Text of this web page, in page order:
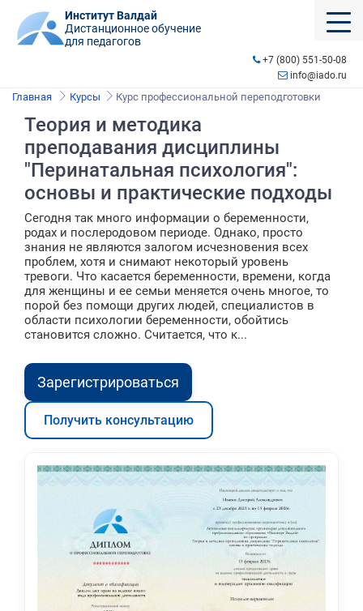
Институт Валдай
Дистанционное обучение
для педагогов
+7 (800) 551-50-08
info@iado.ru
Главная Курсы Курс профессиональной переподготовки
Теория и методика
преподавания дисциплины
"Перинатальная психология":
основы и практические подходы
Сегодня так много информации о беременности,
родах и послеродовом периоде. Однако, просто
знания не являются залогом исчезновения всех
проблем, хотя и снимают некоторый уровень
тревоги. Что касается беременности, времени, когда
для женщины и ее семьи меняется очень многое, то
порой без помощи других людей, специалистов в
области психологии беременности, обойтись
становится сложно. Считается, что к...
Зарегистрироваться
Получить консультацию